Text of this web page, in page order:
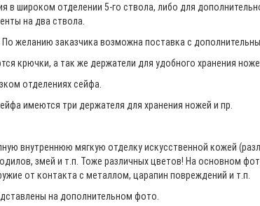
в широком отделении 5-го ствола, либо для
на два ствола.
желанию заказчика возможна поставка с
крючки, а так же держатели для удобного хранения
отделениях сейфа.
имеются три держателя для хранения ножей и пр.
внутреннюю мягкую отделку искусственной кожей
змей и т.п. Тоже различных цветов! На основном
от контакта с металлом, царапин повреждений и т.п.
на дополнительном фото.